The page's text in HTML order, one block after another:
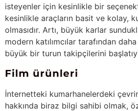
isteyenler için kesinlikle bir
kesinlikle araçların basit ve kolay,
olmasıdır. Artı, büyük karlar
modern katılımcılar tarafından
büyük bir turun takipçilerini
Film ürünleri
İnternetteki kumarhanelerdeki
hakkında biraz bilgi sahibi olmak,